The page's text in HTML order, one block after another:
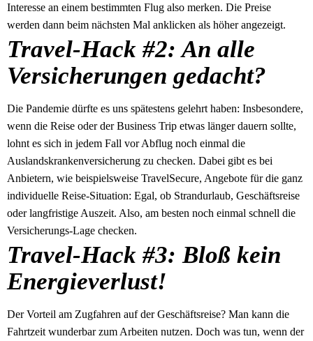
Interesse an einem bestimmten Flug also merken. Die Preise
werden dann beim nächsten Mal anklicken als höher angezeigt.
Travel-Hack #2: An alle
Versicherungen gedacht?
Die Pandemie dürfte es uns spätestens gelehrt haben: Insbesondere,
wenn die Reise oder der Business Trip etwas länger dauern sollte,
lohnt es sich in jedem Fall vor Abflug noch einmal die
Auslandskrankenversicherung zu checken. Dabei gibt es bei
Anbietern, wie beispielsweise TravelSecure, Angebote für die ganz
individuelle Reise-Situation: Egal, ob Strandurlaub, Geschäftsreise
oder langfristige Auszeit. Also, am besten noch einmal schnell die
Versicherungs-Lage checken.
Travel-Hack #3: Bloß kein
Energieverlust!
Der Vorteil am Zugfahren auf der Geschäftsreise? Man kann die
Fahrtzeit wunderbar zum Arbeiten nutzen. Doch was tun, wenn der